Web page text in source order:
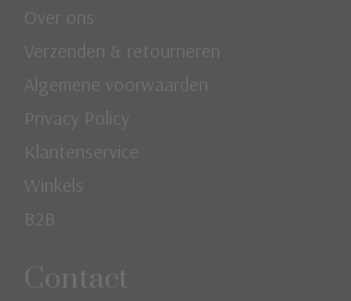
Over ons
Verzenden & retourneren
Algemene voorwaarden
Privacy Policy
Klantenservice
Winkels
B2B
Contact